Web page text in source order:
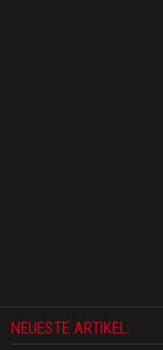
NEUESTE ARTIKEL: